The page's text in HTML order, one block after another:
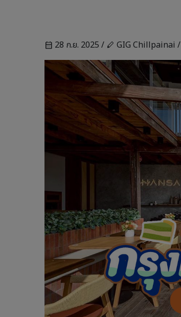
calendar_month 28 ก.ย. 2025 / stylus GIG Chillpainai /